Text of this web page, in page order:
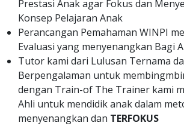
Prestasi Anak agar Fokus dan
Konsep Pelajaran Anak
Perancangan Pemahaman WINPI
Evaluasi yang menyenangkan Bagi
Tutor kami dari Lulusan Ternama
Berpengalaman untuk
dengan Train-of The Trainer kami
Ahli untuk mendidik anak dalam
menyenangkan dan TERFOKUS